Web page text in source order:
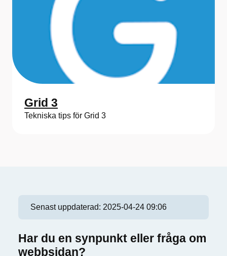
Grid 3
Tekniska tips för Grid 3
Senast uppdaterad: 2025-04-24 09:06
Har du en synpunkt eller fråga om
webbsidan?